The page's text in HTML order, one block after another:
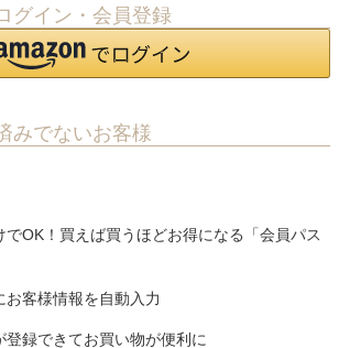
グイン・会員登録
みでないお客様
でOK！買えば買うほどお得になる「会員パス
お客様情報を自動入力
登録できてお買い物が便利に